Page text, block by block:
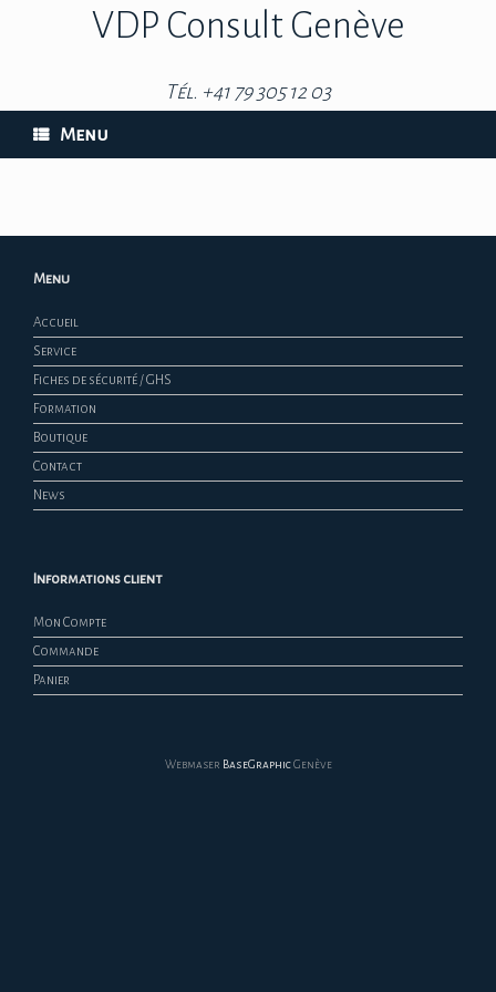
VDP Consult Genève
Tél. +41 79 305 12 03
Menu
Menu
Accueil
Service
Fiches de sécurité / GHS
Formation
Boutique
Contact
News
Informations client
Mon Compte
Commande
Panier
Webmaser BaseGraphicGenève